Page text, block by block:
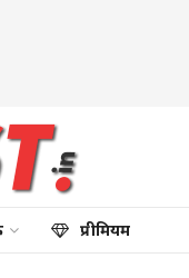
प्रीमियम